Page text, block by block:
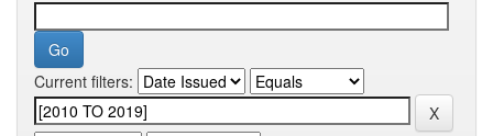
Current filters: